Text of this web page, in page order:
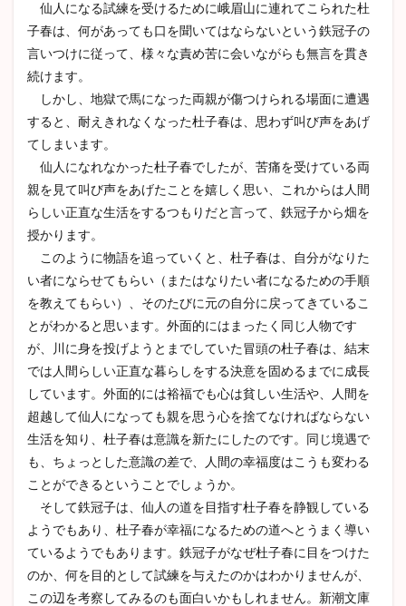
仙人になる試練を受けるために峨眉山に連れてこられた杜
子春は、何があっても口を聞いてはならないという鉄冠子の
言いつけに従って、様々な責め苦に会いながらも無言を貫き
続けます。
しかし、地獄で馬になった両親が傷つけられる場面に遭遇
すると、耐えきれなくなった杜子春は、思わず叫び声をあげ
てしまいます。
仙人になれなかった杜子春でしたが、苦痛を受けている両
親を見て叫び声をあげたことを嬉しく思い、これからは人間
らしい正直な生活をするつもりだと言って、鉄冠子から畑を
授かります。
このように物語を追っていくと、杜子春は、自分がなりた
い者にならせてもらい（またはなりたい者になるための手順
を教えてもらい）、そのたびに元の自分に戻ってきているこ
とがわかると思います。外面的にはまったく同じ人物です
が、川に身を投げようとまでしていた冒頭の杜子春は、結末
では人間らしい正直な暮らしをする決意を固めるまでに成長
しています。外面的には裕福でも心は貧しい生活や、人間を
超越して仙人になっても親を思う心を捨てなければならない
生活を知り、杜子春は意識を新たにしたのです。同じ境遇で
も、ちょっとした意識の差で、人間の幸福度はこうも変わる
ことができるということでしょうか。
そして鉄冠子は、仙人の道を目指す杜子春を静観している
ようでもあり、杜子春が幸福になるための道へとうまく導い
ているようでもあります。鉄冠子がなぜ杜子春に目をつけた
のか、何を目的として試練を与えたのかはわかりませんが、
この辺を考察してみるのも面白いかもしれません。新潮文庫